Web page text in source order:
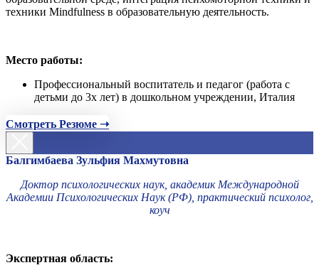
техники Mindfulness в образовательную деятельность.
Место работы:
Профессиональный воспитатель и педагог (работа с
детьми до 3х лет) в дошкольном учреждении, Италия
Смотреть Резюме ➝
Балгимбаева Зульфия Махмутовна
Доктор психологических наук, академик Международной
Академии Психологических Наук (РФ), практический психолог,
коуч
Экспертная область: